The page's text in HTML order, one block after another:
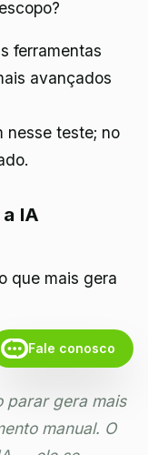
ferramentas
avançados
nesse teste; no
IA
que mais gera
parar gera mais
manual. O
Fale conosco